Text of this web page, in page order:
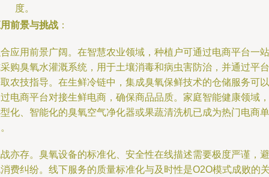
度。
前景与挑战 ：
应用前景广阔。在智慧农业领域，种植户可通过电商平台一站
购臭氧水灌溉系统，用于土壤消毒和病虫害防治，并通过平台
农技指导。在生鲜冷链中，集成臭氧保鲜技术的仓储服务可以
电商平台对接生鲜电商，确保商品品质。家庭智能健康领域，
化、智能化的臭氧空气净化器或果蔬清洗机已成为热门电商单
亦存。臭氧设备的标准化、安全性在线描述需要极度严谨，避
费纠纷。线下服务的质量标准化与及时性是O2O模式成败的